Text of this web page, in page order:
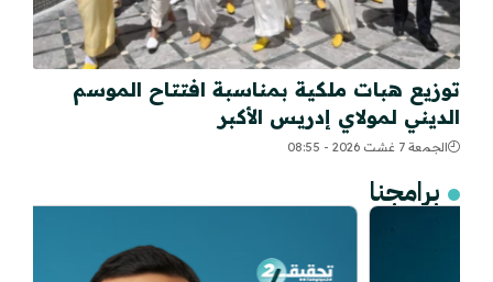
توزيع هبات ملكية بمناسبة افتتاح الموسم
الديني لمولاي إدريس الأكبر
الجمعة 7 غشت 2026 - 08:55
برامجنا